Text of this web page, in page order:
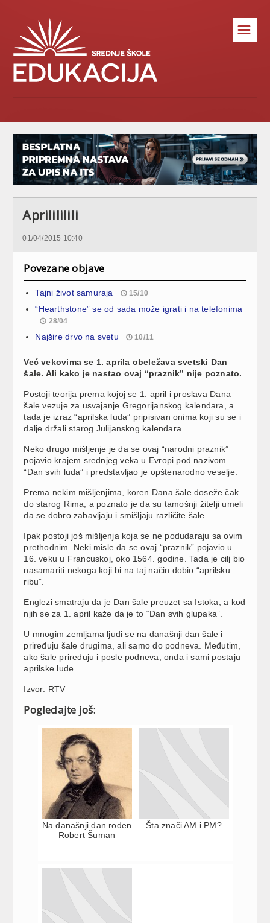
☰
Aprilililili
01/04/2015 10:40
Povezane objave
Tajni život samuraja 15/10
“Hearthstone” se od sada može igrati i na telefonima
28/04
Najšire drvo na svetu 10/11
Već vekovima se 1. aprila obeležava svetski Dan
šale. Ali kako je nastao ovaj “praznik” nije poznato.
Postoji teorija prema kojoj se 1. april i proslava Dana
šale vezuje za usvajanje Gregorijanskog kalendara, a
tada je izraz “aprilska luda” pripisivan onima koji su se i
dalje držali starog Julijanskog kalendara.
Neko drugo mišljenje je da se ovaj “narodni praznik”
pojavio krajem srednjeg veka u Evropi pod nazivom
“Dan svih luda” i predstavljao je opštenarodno veselje.
Prema nekim mišljenjima, koren Dana šale doseže čak
do starog Rima, a poznato je da su tamošnji žitelji umeli
da se dobro zabavljaju i smišljaju različite šale.
Ipak postoji još mišljenja koja se ne podudaraju sa ovim
prethodnim. Neki misle da se ovaj “praznik” pojavio u
16. veku u Francuskoj, oko 1564. godine. Tada je cilj bio
nasamariti nekoga koji bi na taj način dobio “aprilsku
ribu”.
Englezi smatraju da je Dan šale preuzet sa Istoka, a kod
njih se za 1. april kaže da je to “Dan svih glupaka”.
U mnogim zemljama ljudi se na današnji dan šale i
priređuju šale drugima, ali samo do podneva. Međutim,
ako šale priređuju i posle podneva, onda i sami postaju
aprilske lude.
Izvor: RTV
Pogledajte još:
Na današnji dan rođen
Robert Šuman
Šta znači AM i PM?